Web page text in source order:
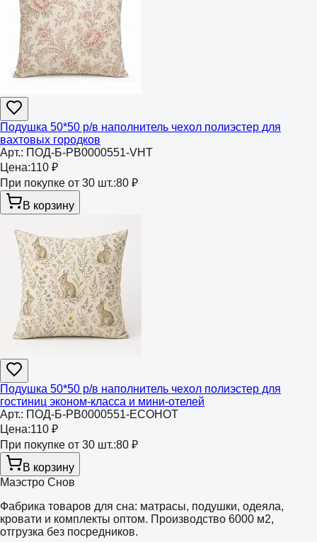
Подушка 50*50 р/в наполнитель чехол полиэстер для
вахтовых городков
Арт.: ПОД-Б-РВ0000551-VHT
Цена:110 ₽
При покупке от 30 шт.:80 ₽
В корзину
Подушка 50*50 р/в наполнитель чехол полиэстер для
гостиниц эконом-класса и мини-отелей
Арт.: ПОД-Б-РВ0000551-ECOHOT
Цена:110 ₽
При покупке от 30 шт.:80 ₽
В корзину
Маэстро Снов
Фабрика товаров для сна: матрасы, подушки, одеяла,
кровати и комплекты оптом. Производство 6000 м2,
отгрузка без посредников.